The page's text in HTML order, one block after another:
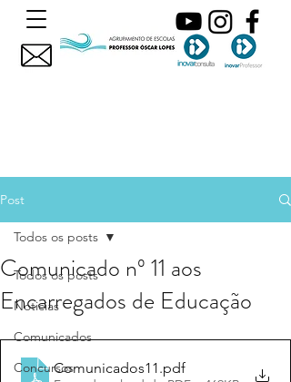
Post
Todos os posts
Noticias
Comunicados
Concursos
Todos os posts
Comunicado nº 11 aos
Encarregados de Educação
Comunicados11.pdf